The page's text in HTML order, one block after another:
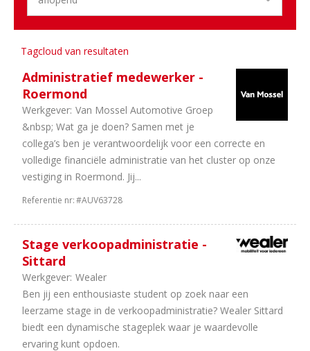
Bus
Schadeherstel
uren
40
uur
overleg
Tagcloud van resultaten
Administratief medewerker -
Roermond
Werkgever: Van Mossel Automotive Groep
&nbsp; Wat ga je doen? Samen met je
collega’s ben je verantwoordelijk voor een correcte en
volledige financiële administratie van het cluster op onze
vestiging in Roermond. Jij...
Referentie nr:#AUV63728
Stage verkoopadministratie -
Sittard
Werkgever: Wealer
Ben jij een enthousiaste student op zoek naar een
leerzame stage in de verkoopadministratie? Wealer Sittard
biedt een dynamische stageplek waar je waardevolle
ervaring kunt opdoen.